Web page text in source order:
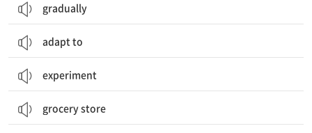
gradually
adapt to
experiment
grocery store